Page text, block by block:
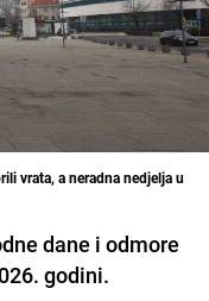
vrata, a neradna nedjelja u
dane i odmore
godini.